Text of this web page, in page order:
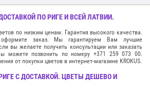
ПО РИГЕ И ВСЕЙ ЛАТВИИ.
по низким ценам. Гарантия высокого качества.
заказ. Мы гарантируем Вам лучшие
вы желаете получить консультации или заказать
можете позвонить по номеру +371 259 073 00.
от покупки цветов в интернет-магазине KROKUS.
С ДОСТАВКОЙ. ЦВЕТЫ ДЕШЕВО И